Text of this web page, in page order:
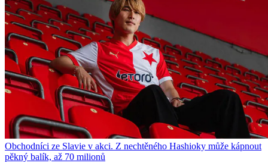
Obchodníci ze Slavie v akci. Z nechtěného Hashioky může kápnout
pěkný balík, až 70 milionů